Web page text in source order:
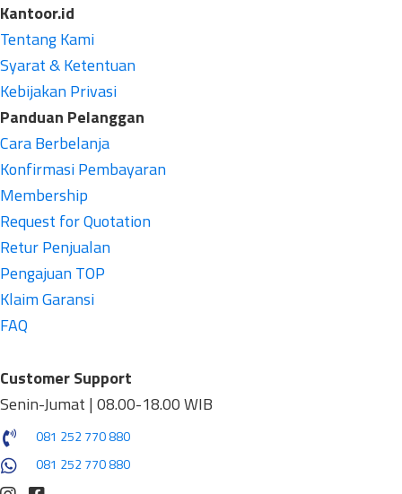
Kantoor.id
Tentang Kami
Syarat & Ketentuan
Kebijakan Privasi
Panduan Pelanggan
Cara Berbelanja
Konfirmasi Pembayaran
Membership
Request for Quotation
Retur Penjualan
Pengajuan TOP
Klaim Garansi
FAQ
Customer Support
Senin-Jumat | 08.00-18.00 WIB
081 252 770 880
081 252 770 880